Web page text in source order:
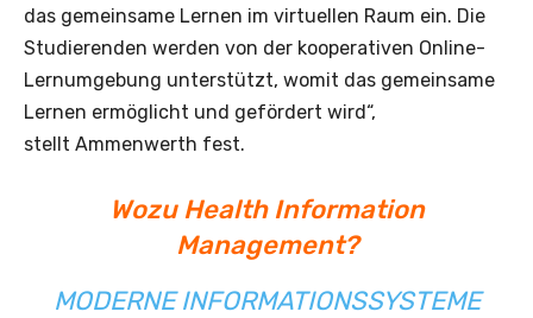
das gemeinsame Lernen im virtuellen Raum ein. Die
Studierenden werden von der kooperativen Online-
Lernumgebung unterstützt, womit das gemeinsame
Lernen ermöglicht und gefördert wird“,
stellt Ammenwerth fest.
Wozu Health Information
Management?
MODERNE INFORMATIONSSYSTEME